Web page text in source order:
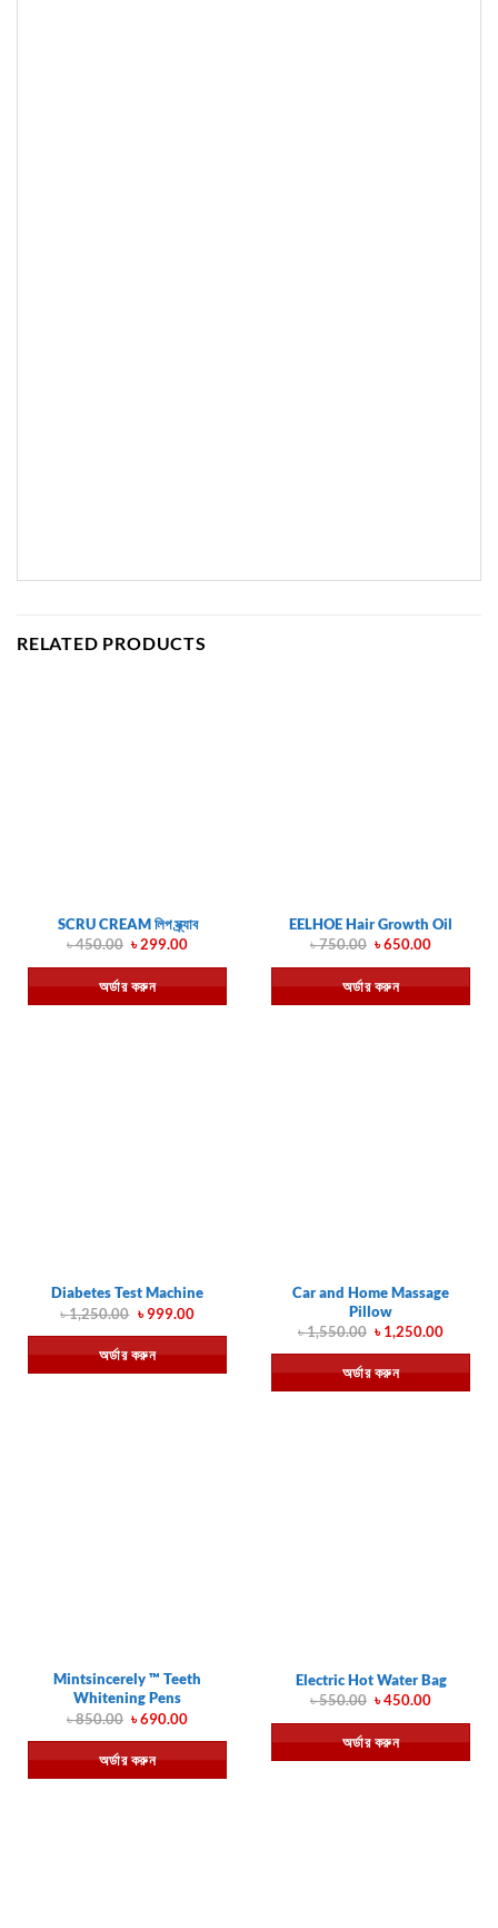
RELATED PRODUCTS
SCRU CREAM লিপ স্ক্র্যাব
৳450.00 Original
was:
৳ 450.00.
৳299.00Current
is:
৳ 299.00.
অর্ডার করুন
EELHOE Hair Growth Oil
৳750.00 Original
was:
৳ 750.00.
৳650.00Current
is:
৳ 650.00.
অর্ডার করুন
Diabetes Test Machine
৳1,250.00 Original
was:
৳ 1,250.00.
৳999.00Current
is:
৳ 999.00.
অর্ডার করুন
Car and Home Massage
Pillow
৳1,550.00 Original
price
was:
৳ 1,550.00.
৳1,250.00Current
is:
৳
অর্ডার করুন
Mintsincerely ™ Teeth
Whitening Pens
৳850.00 Original
was:
৳ 850.00.
৳690.00Current
is:
৳ 690.00.
অর্ডার করুন
Electric Hot Water Bag
৳550.00 Original
was:
৳ 550.00.
৳450.00Current
is:
৳ 450.00.
অর্ডার করুন